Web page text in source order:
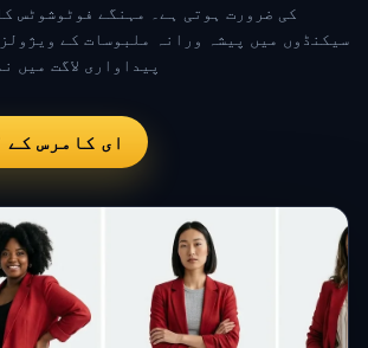
کی ضرورت ہوتی ہے۔ مہنگے فوٹوشوٹس
سیکنڈوں میں پیشہ ورانہ ملبوسات کے
پیداواری لاگت میں
ای کامرس